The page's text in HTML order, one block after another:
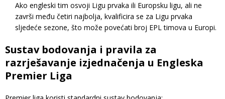
Ako engleski tim osvoji Ligu prvaka ili Europsku ligu, ali ne
završi među četiri najbolja, kvalificira se za Ligu prvaka
sljedeće sezone, što može povećati broj EPL timova u Europi.
Sustav bodovanja i pravila za
razrješavanje izjednačenja u Engleska
Premier Liga